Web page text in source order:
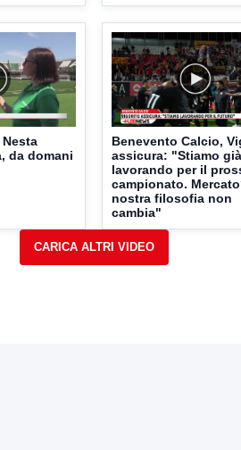
da domani
Benevento Calcio,
assicura: "Stiamo già
lavorando per il
campionato.
nostra filosofia non
cambia"